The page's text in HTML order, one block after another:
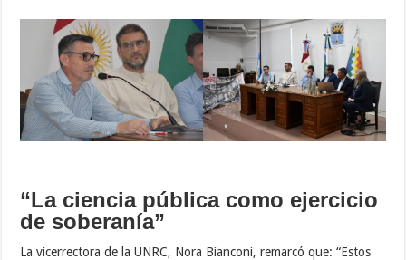
“La ciencia pública como ejercicio
de soberanía”
La vicerrectora de la UNRC, Nora Bianconi, remarcó que: “Estos